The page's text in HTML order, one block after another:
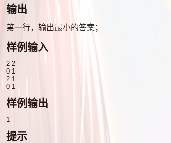
输出
第一行，输出最小的答案；
样例输入
2 2
0 1
2 1
0 1
样例输出
1
提示